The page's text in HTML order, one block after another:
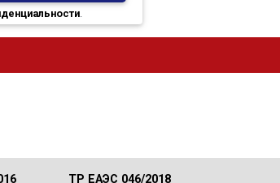
.
ТР ЕАЭС 046/2018